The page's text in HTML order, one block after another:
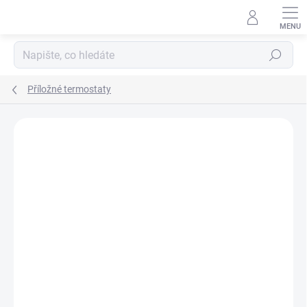
Hledat
Příložné termostaty